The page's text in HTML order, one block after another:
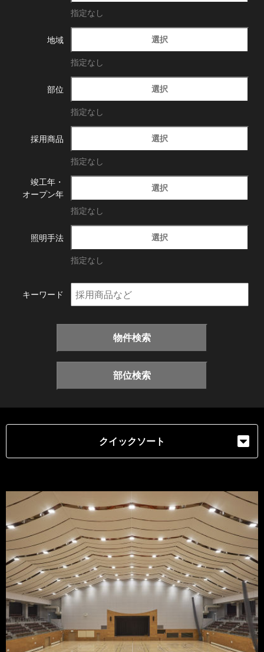
指定なし
地域 選択
指定なし
部位 選択
指定なし
採用商品 選択
指定なし
竣工年・
オープン年
選択
指定なし
照明手法 選択
指定なし
キーワード
物件検索
部位検索
クイックソート